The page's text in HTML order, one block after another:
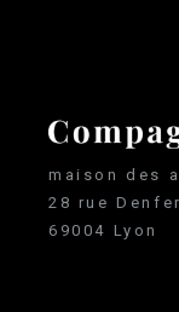
maison des
28 rue
69004 Lyon